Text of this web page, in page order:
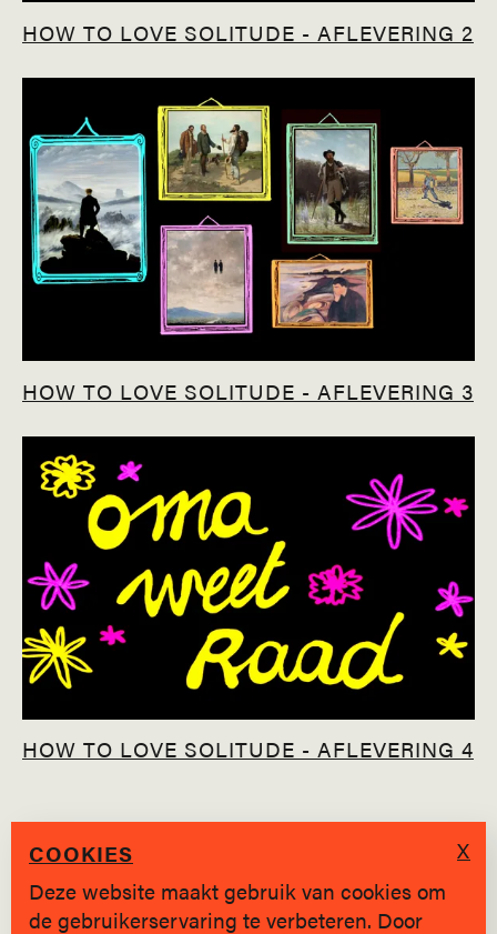
HOW TO LOVE SOLITUDE - AFLEVERING 2
HOW TO LOVE SOLITUDE - AFLEVERING 3
HOW TO LOVE SOLITUDE - AFLEVERING 4
COOKIES
Deze website maakt gebruik van cookies om
de gebruikerservaring te verbeteren. Door
X